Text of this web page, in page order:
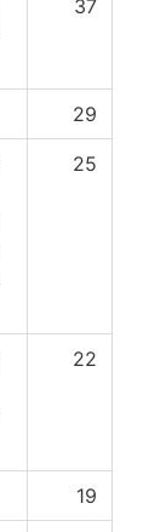
37
29
25
22
19